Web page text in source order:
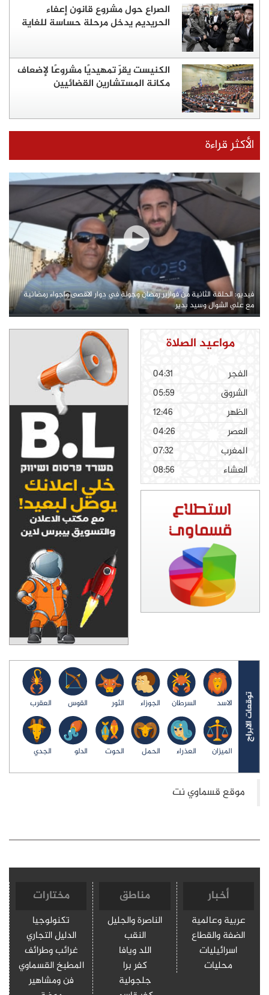
الصراع حول مشروع قانون إعفاء
الحريديم يدخل مرحلة حساسة للغاية
الكنيست يقرّ تمهيديًا مشروعًا لإضعاف
مكانة المستشارين القضائيين
الأكثر قراءة
فيديو: الحلقة الثانية من فوازير رمضان وجولة في دوار الاقصى واجواء رمضانية
مع علي الشوال وسيد بدير
مواعيد الصلاة
الفجر
04:31
الشروق
05:59
الظهر
12:46
العصر
04:26
المغرب
07:32
العشاء
08:56
الاسد السرطان الجوزاء الثور القوس العقرب
الميزان العذراء الحمل الحوت الدلو الجدي
أخبار
عربية وعالمية
الضفة والقطاع
اسرائيليات
محليات
مناطق
الناصرة والجليل
النقب
اللد ويافا
كفر برا
جلجولية
مختارات
تكنولوجيا
الدليل التجاري
غرائب وطرائف
المطبخ القسماوي
فن ومشاهير